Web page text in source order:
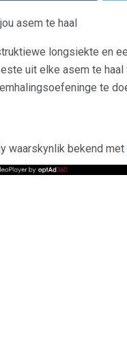
asem te haal
longsiekte en
uit elke asem te
te
waarskynlik bekend met